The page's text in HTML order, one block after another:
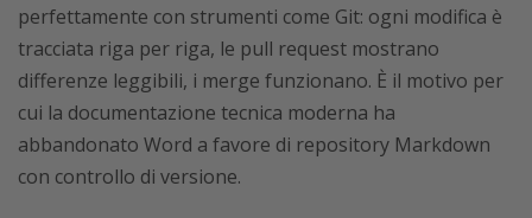
perfettamente con strumenti come Git: ogni modifica è
tracciata riga per riga, le pull request mostrano
differenze leggibili, i merge funzionano. È il motivo per
cui la documentazione tecnica moderna ha
abbandonato Word a favore di repository Markdown
con controllo di versione.